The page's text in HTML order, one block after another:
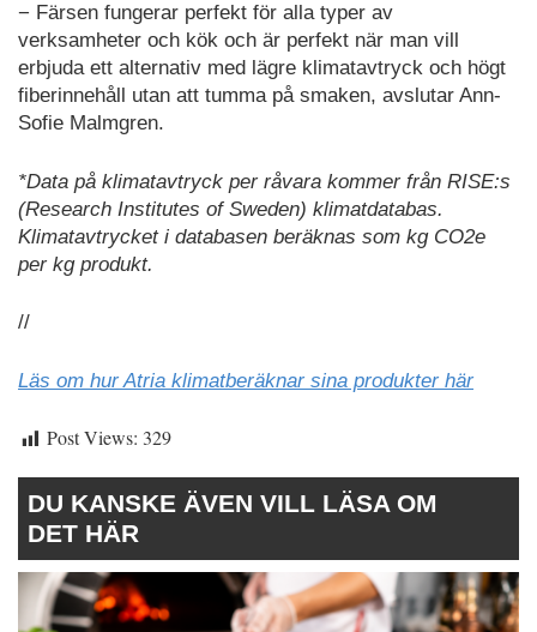
− Färsen fungerar perfekt för alla typer av
verksamheter och kök och är perfekt när man vill
erbjuda ett alternativ med lägre klimatavtryck och högt
fiberinnehåll utan att tumma på smaken, avslutar Ann-
Sofie Malmgren.
*Data på klimatavtryck per råvara kommer från RISE:s
(Research Institutes of Sweden) klimatdatabas.
Klimatavtrycket i databasen beräknas som kg CO2e
per kg produkt.
//
Läs om hur Atria klimatberäknar sina produkter här
Post Views: 329
DU KANSKE ÄVEN VILL LÄSA OM
DET HÄR